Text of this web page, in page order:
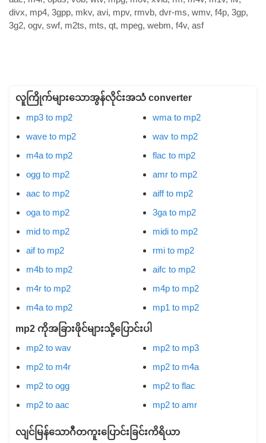
divx, mp4, 3gpp, mkv, avi, mpv, rmvb, dvr-ms, wmv, f4p, 3gp,
3g2, ogv, swf, m2ts, mts, qt, mpeg, webm, f4v, asf
လူကြိုက်များသောအွန်လိုင်းအသံ converter
mp3 to mp2
wave to mp2
m4a to mp2
ogg to mp2
aac to mp2
oga to mp2
mid to mp2
aif to mp2
m4b to mp2
m4r to mp2
m4a to mp2
wma to mp2
wav to mp2
flac to mp2
amr to mp2
aiff to mp2
3ga to mp2
midi to mp2
rmi to mp2
aifc to mp2
m4p to mp2
mp1 to mp2
mp2 ကိုအခြားဖိုင်များသို့ပြောင်းပါ
mp2 to wav
mp2 to m4r
mp2 to ogg
mp2 to aac
mp2 to mp3
mp2 to m4a
mp2 to flac
mp2 to amr
လျင်မြန်သောဂီတကူးပြောင်းခြင်းကိရိယာ